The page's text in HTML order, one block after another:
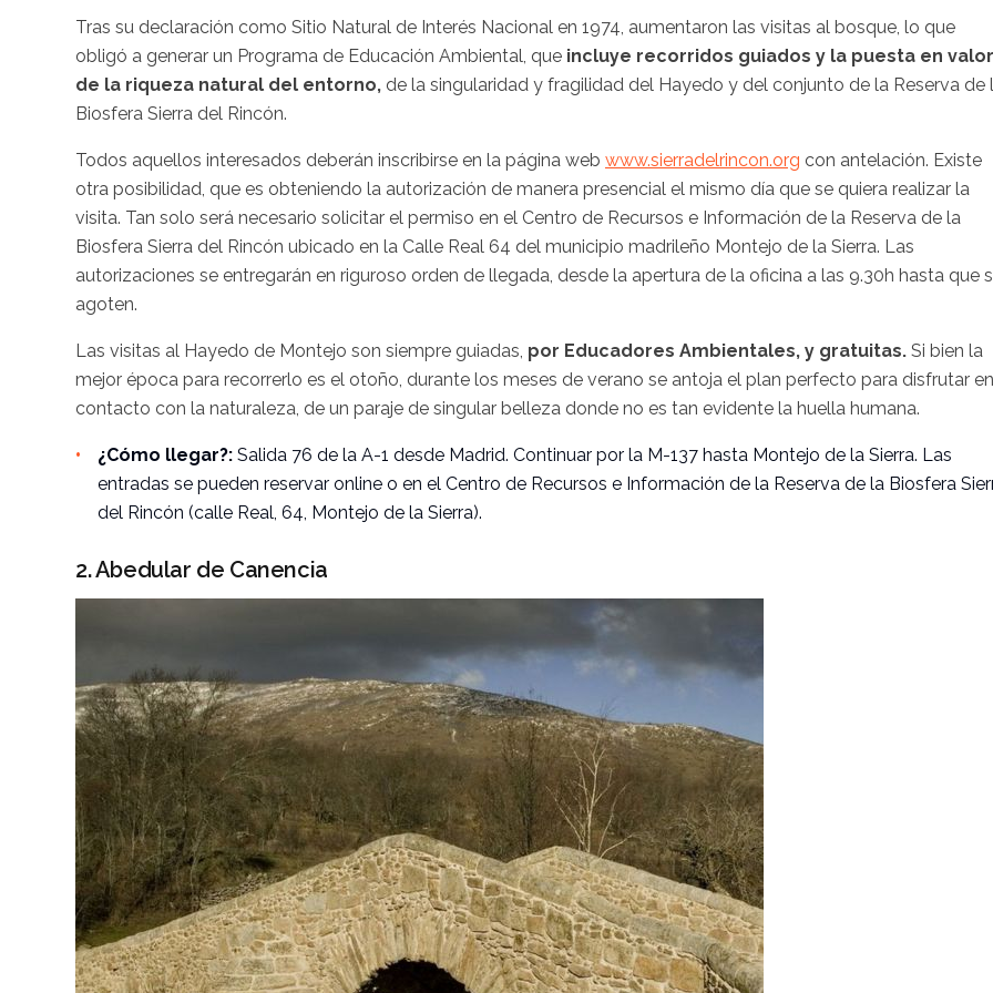
Tras su declaración como Sitio Natural de Interés Nacional en 1974, aumentaron las visitas al bosque, lo que
obligó a generar un Programa de Educación Ambiental, que incluye recorridos guiados y la puesta en valor
de la riqueza natural del entorno, de la singularidad y fragilidad del Hayedo y del conjunto de la Reserva de
Biosfera Sierra del Rincón.
Todos aquellos interesados deberán inscribirse en la página web www.sierradelrincon.org con antelación. Existe
otra posibilidad, que es obteniendo la autorización de manera presencial el mismo día que se quiera realizar la
visita. Tan solo será necesario solicitar el permiso en el Centro de Recursos e Información de la Reserva de la
Biosfera Sierra del Rincón ubicado en la Calle Real 64 del municipio madrileño Montejo de la Sierra. Las
autorizaciones se entregarán en riguroso orden de llegada, desde la apertura de la oficina a las 9.30h hasta que
agoten.
Las visitas al Hayedo de Montejo son siempre guiadas, por Educadores Ambientales, y gratuitas. Si bien la
mejor época para recorrerlo es el otoño, durante los meses de verano se antoja el plan perfecto para disfrutar en
contacto con la naturaleza, de un paraje de singular belleza donde no es tan evidente la huella humana.
¿Cómo llegar?: Salida 76 de la A-1 desde Madrid. Continuar por la M-137 hasta Montejo de la Sierra. Las
entradas se pueden reservar online o en el Centro de Recursos e Información de la Reserva de la Biosfera
del Rincón (calle Real, 64, Montejo de la Sierra).
2. Abedular de Canencia